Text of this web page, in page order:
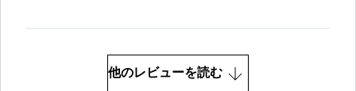
他のレビューを読む